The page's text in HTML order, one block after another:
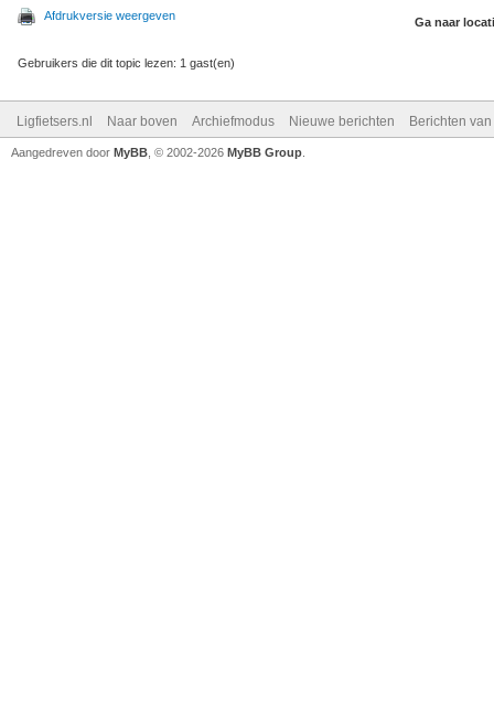
Afdrukversie weergeven Ga naar
Gebruikers die dit topic lezen: 1 gast(en)
Ligfietsers.nl Naar boven Archiefmodus Nieuwe berichten Berichten
Aangedreven door MyBB , © 2002-2026 MyBB Group